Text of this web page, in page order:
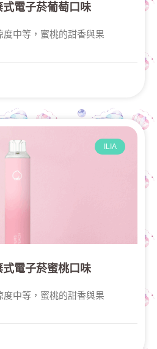
電子菸葡萄口味
度中等，蜜桃的甜香與果
ILIA
電子菸蜜桃口味
度中等，蜜桃的甜香與果